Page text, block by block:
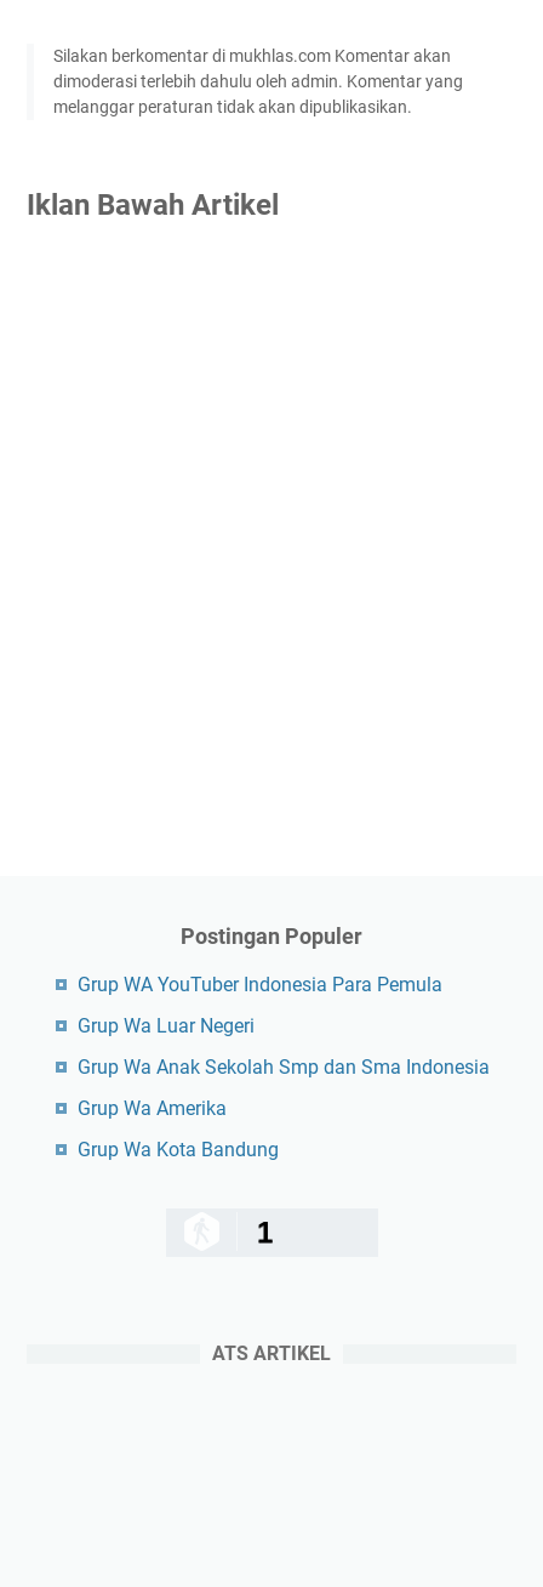
Silakan berkomentar di mukhlas.com Komentar akan
dimoderasi terlebih dahulu oleh admin. Komentar yang
melanggar peraturan tidak akan dipublikasikan.
Iklan Bawah Artikel
Postingan Populer
Grup WA YouTuber Indonesia Para Pemula
Grup Wa Luar Negeri
Grup Wa Anak Sekolah Smp dan Sma Indonesia
Grup Wa Amerika
Grup Wa Kota Bandung
1
ATS ARTIKEL